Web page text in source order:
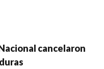
cancelaron